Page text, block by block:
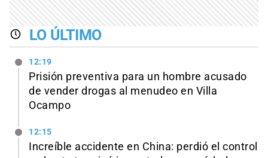
LO ÚLTIMO
12:19
Prisión preventiva para un hombre acusado
de vender drogas al menudeo en Villa
Ocampo
12:15
Increíble accidente en China: perdió el control